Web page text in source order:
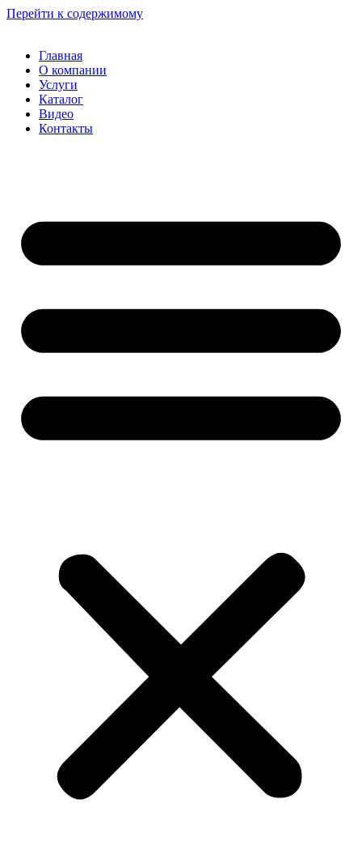
Перейти к содержимому
Главная
О компании
Услуги
Каталог
Видео
Контакты